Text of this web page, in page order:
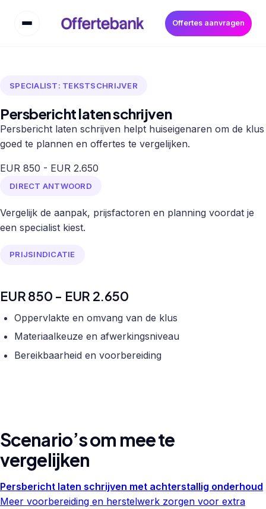
Offertes aanvragen
SPECIALIST: TEKSTSCHRIJVER
Persbericht laten schrijven
Persbericht laten schrijven helpt huiseigenaren om de klus
goed te plannen en offertes te vergelijken.
EUR 850 - EUR 2.650
DIRECT ANTWOORD
Vergelijk de aanpak, prijsfactoren en planning voordat je
een specialist kiest.
PRIJSINDICATIE
EUR 850 - EUR 2.650
Oppervlakte en omvang van de klus
Materiaalkeuze en afwerkingsniveau
Bereikbaarheid en voorbereiding
Scenario’s om mee te
vergelijken
Persbericht laten schrijven met achterstallig onderhoud
Meer voorbereiding en herstelwerk zorgen voor extra